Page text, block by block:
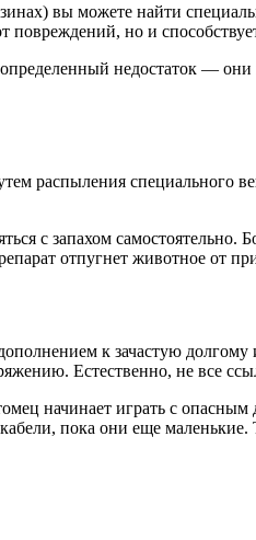
вы можете найти
но и
недостаток —
распыления специального
с запахом
отпугнет животное от
к зачастую
Естественно, не все
начинает играть с
пока они еще маленькие.